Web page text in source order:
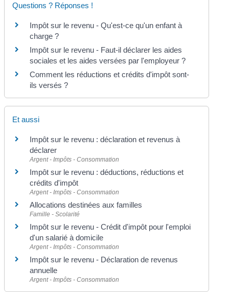
Questions ? Réponses !
Impôt sur le revenu - Qu'est-ce qu'un enfant à
charge ?
Impôt sur le revenu - Faut-il déclarer les aides
sociales et les aides versées par l'employeur ?
Comment les réductions et crédits d'impôt sont-
ils versés ?
Et aussi
Impôt sur le revenu : déclaration et revenus à
déclarer
Argent - Impôts - Consommation
Impôt sur le revenu : déductions, réductions et
crédits d'impôt
Argent - Impôts - Consommation
Allocations destinées aux familles
Famille - Scolarité
Impôt sur le revenu - Crédit d'impôt pour l'emploi
d'un salarié à domicile
Argent - Impôts - Consommation
Impôt sur le revenu - Déclaration de revenus
annuelle
Argent - Impôts - Consommation